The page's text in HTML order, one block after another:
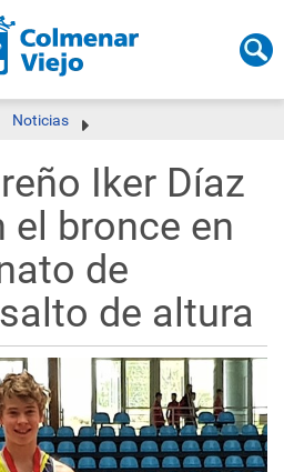
Noticias
Iker Díaz
el bronce en
de
de altura